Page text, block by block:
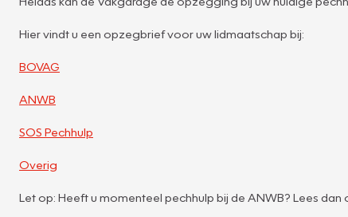
Hier vindt u een opzegbrief voor uw lidmaatschap bij:
BOVAG
ANWB
SOS Pechhulp
Overig
Let op: Heeft u momenteel pechhulp bij de ANWB? Lees